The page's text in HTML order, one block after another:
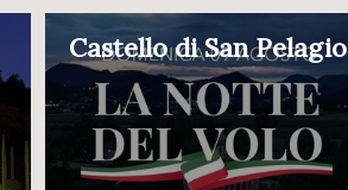
Castello di San Pelagio